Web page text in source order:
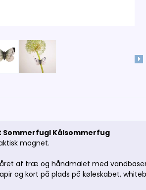
Sommerfugl Kålsommerfug
magnet.
af træ og håndmalet med
og kort på plads på køleskabet,